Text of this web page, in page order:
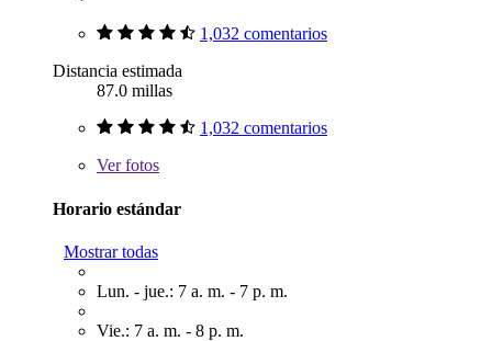
1,032 comentarios
Distancia estimada
87.0 millas
1,032 comentarios
Verfotos
Horario estándar
Mostrar todas
Lun. - jue.: 7 a. m. - 7 p. m.
Vie.: 7 a. m. - 8 p. m.